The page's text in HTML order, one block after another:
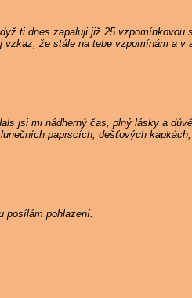
ti dnes zapaluji již 25 vzpomínkovou
že stále na tebe vzpomínám a v
jsi mi nádherný čas, plný lásky a
paprscích, dešťových
posílám pohlazení.